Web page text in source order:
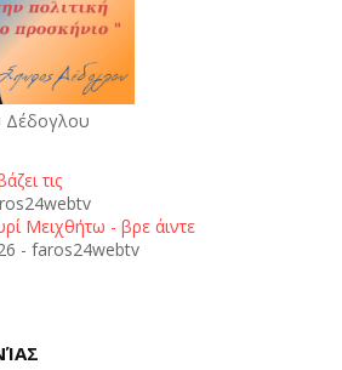
Δέδογλου
τις
Μειχθήτω - βρε άιντε
- faros24webtv